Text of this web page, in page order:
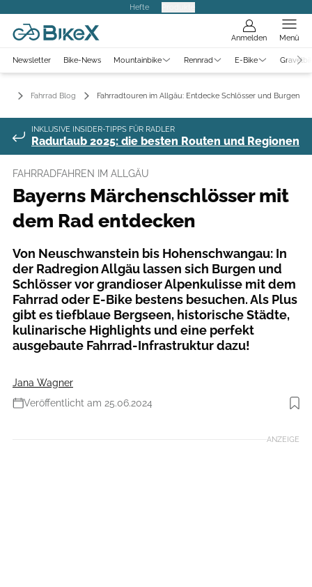
Hefte
Anmelden Menü
Newsletter Bike-News Mountainbike Rennrad E-Bike
Fahrrad Blog Fahrradtouren im Allgäu: Entdecke Schlösser und Burgen
INKLUSIVE INSIDER-TIPPS FÜR RADLER
Radurlaub 2025: die besten Routen und Regionen
FAHRRADFAHREN IM ALLGÄU
Bayerns Märchenschlösser mit
dem Rad entdecken
Von Neuschwanstein bis Hohenschwangau: In
der Radregion Allgäu lassen sich Burgen und
Schlösser vor grandioser Alpenkulisse mit dem
Fahrrad oder E-Bike bestens besuchen. Als Plus
gibt es tiefblaue Bergseen, historische Städte,
kulinarische Highlights und eine perfekt
ausgebaute Fahrrad-Infrastruktur dazu!
Jana Wagner
Veröffentlicht am 25.06.2024
Foto: Getty Images / Boris Jordan Photography
ANZEIGE